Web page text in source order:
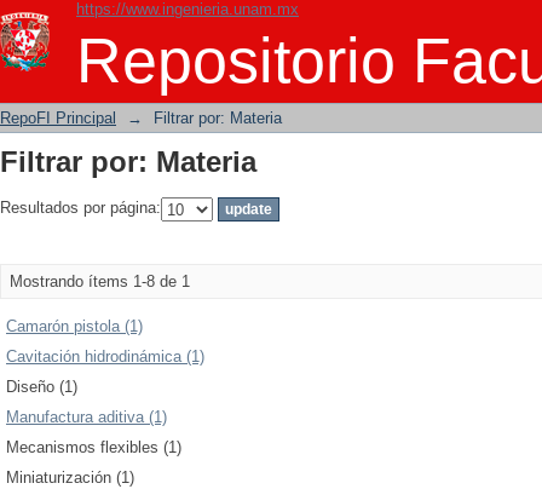
https://www.ingenieria.unam.mx
Repositorio
Filtrar por: Materia
RepoFI Principal → Filtrar por: Materia
Filtrar por: Materia
Resultados por página:
Mostrando ítems 1-8 de 1
Camarón pistola (1)
Cavitación hidrodinámica (1)
Diseño (1)
Manufactura aditiva (1)
Mecanismos flexibles (1)
Miniaturización (1)